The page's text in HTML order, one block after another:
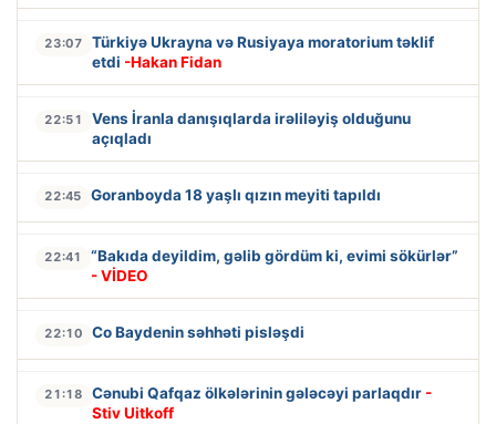
23:07
Türkiyə Ukrayna və Rusiyaya moratorium təklif
etdi -Hakan Fidan
22:51
Vens İranla danışıqlarda irəliləyiş olduğunu
açıqladı
22:45 Goranboyda 18 yaşlı qızın meyiti tapıldı
22:41
“Bakıda deyildim, gəlib gördüm ki, evimi sökürlər”
- VİDEO
22:10 Co Baydenin səhhəti pisləşdi
21:18 Cənubi Qafqaz ölkələrinin gələcəyi parlaqdır -
Stiv Uitkoff